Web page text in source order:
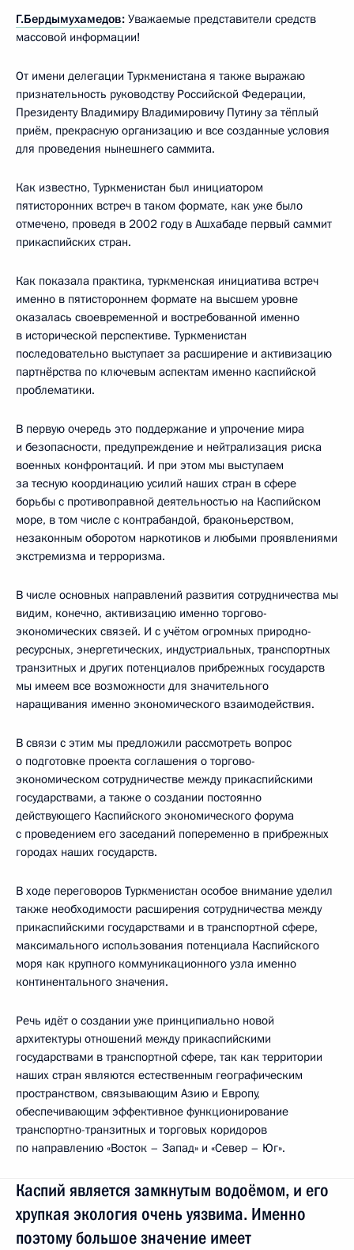
Г.Бердымухамедов: Уважаемые представители средств
массовой информации!
От имени делегации Туркменистана я также выражаю
признательность руководству Российской Федерации,
Президенту Владимиру Владимировичу Путину за тёплый
приём, прекрасную организацию и все созданные условия
для проведения нынешнего саммита.
Как известно, Туркменистан был инициатором
пятисторонних встреч в таком формате, как уже было
отмечено, проведя в 2002 году в Ашхабаде первый саммит
прикаспийских стран.
Как показала практика, туркменская инициатива встреч
именно в пятистороннем формате на высшем уровне
оказалась своевременной и востребованной именно
в исторической перспективе. Туркменистан
последовательно выступает за расширение и активизацию
партнёрства по ключевым аспектам именно каспийской
проблематики.
В первую очередь это поддержание и упрочение мира
и безопасности, предупреждение и нейтрализация риска
военных конфронтаций. И при этом мы выступаем
за тесную координацию усилий наших стран в сфере
борьбы с противоправной деятельностью на Каспийском
море, в том числе с контрабандой, браконьерством,
незаконным оборотом наркотиков и любыми проявлениями
экстремизма и терроризма.
В числе основных направлений развития сотрудничества мы
видим, конечно, активизацию именно торгово-
экономических связей. И с учётом огромных природно-
ресурсных, энергетических, индустриальных, транспортных
транзитных и других потенциалов прибрежных государств
мы имеем все возможности для значительного
наращивания именно экономического взаимодействия.
В связи с этим мы предложили рассмотреть вопрос
о подготовке проекта соглашения о торгово-
экономическом сотрудничестве между прикаспийскими
государствами, а также о создании постоянно
действующего Каспийского экономического форума
с проведением его заседаний попеременно в прибрежных
городах наших государств.
В ходе переговоров Туркменистан особое внимание уделил
также необходимости расширения сотрудничества между
прикаспийскими государствами и в транспортной сфере,
максимального использования потенциала Каспийского
моря как крупного коммуникационного узла именно
континентального значения.
Речь идёт о создании уже принципиально новой
архитектуры отношений между прикаспийскими
государствами в транспортной сфере, так как территории
наших стран являются естественным географическим
пространством, связывающим Азию и Европу,
обеспечивающим эффективное функционирование
транспортно-транзитных и торговых коридоров
по направлению «Восток – Запад» и «Север – Юг».
Каспий является замкнутым водоёмом, и его
хрупкая экология очень уязвима. Именно
поэтому большое значение имеет